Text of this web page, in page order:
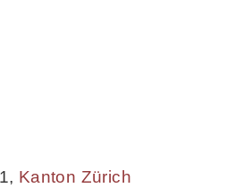
, Kanton Zürich